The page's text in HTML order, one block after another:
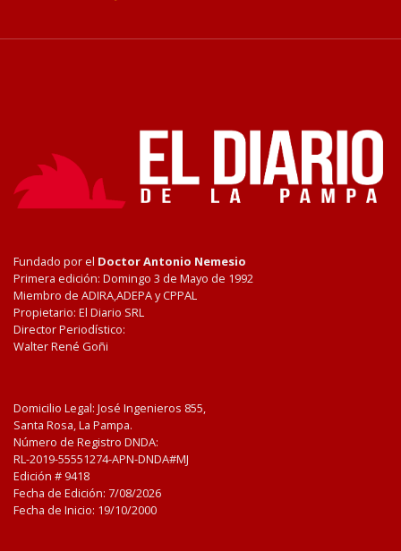
Fundado por el Doctor Antonio Nemesio
Primera edición: Domingo 3 de Mayo de 1992
Miembro de ADIRA,ADEPA y CPPAL
Propietario: El Diario SRL
Director Periodístico:
Walter René Goñi
Domicilio Legal: José Ingenieros 855,
Santa Rosa, La Pampa.
Número de Registro DNDA:
RL-2019-55551274-APN-DNDA#MJ
Edición # 9418
Fecha de Edición: 7/08/2026
Fecha de Inicio: 19/10/2000